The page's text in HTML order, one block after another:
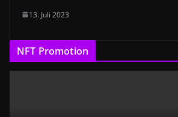
13. Juli 2023
NFT Promotion